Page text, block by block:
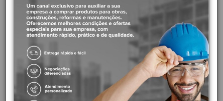
compactos, permitindo que o banco seja utilizado em
banheiros menores.
Sistema de articulação:Permite que o banco seja
facilmente aberto e fechado, facilitando o uso e
armazenamento.
Capacidade: Suporta até 150kg, oferecendo segurança
para usuários de diferentes pesos.
Segurança:Acompanha parafusos e buchas para instalação